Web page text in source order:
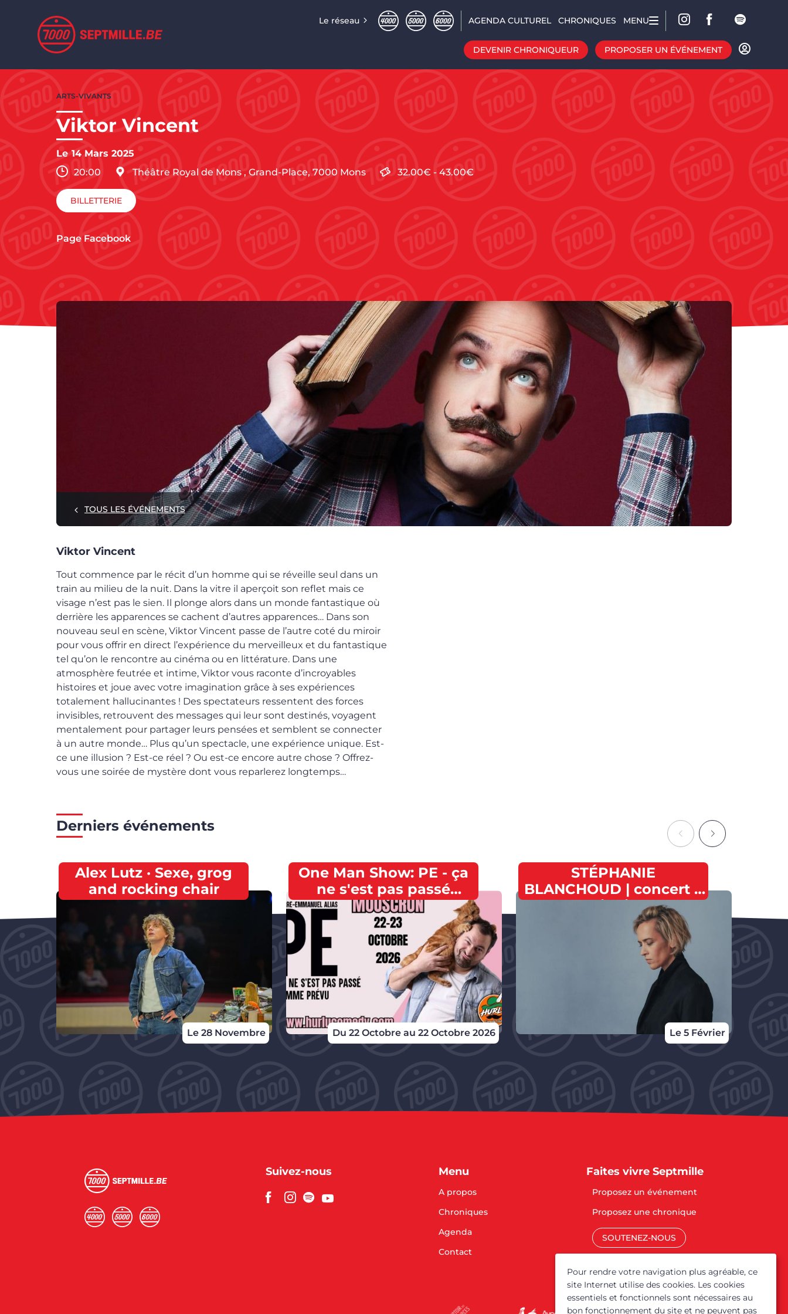
Le réseau AGENDA CULTUREL CHRONIQUES MENU
DEVENIR CHRONIQUEUR PROPOSER UN ÉVÉNEMENT
ARTS-VIVANTS
Viktor Vincent
Le 14 Mars 2025
20:00
Théâtre Royal de Mons , Grand-Place, 7000 Mons 32.00€ - 43.00€
BILLETTERIE
Page Facebook
TOUS LES ÉVÉNEMENTS
Viktor Vincent
Tout commence par le récit d’un homme qui se réveille seul dans un
train au milieu de la nuit. Dans la vitre il aperçoit son reflet mais ce
visage n’est pas le sien. Il plonge alors dans un monde fantastique où
derrière les apparences se cachent d’autres apparences… Dans son
nouveau seul en scène, Viktor Vincent passe de l’autre coté du miroir
pour vous offrir en direct l’expérience du merveilleux et du fantastique
tel qu’on le rencontre au cinéma ou en littérature. Dans une
atmosphère feutrée et intime, Viktor vous raconte d’incroyables
histoires et joue avec votre imagination grâce à ses expériences
totalement hallucinantes ! Des spectateurs ressentent des forces
invisibles, retrouvent des messages qui leur sont destinés, voyagent
mentalement pour partager leurs pensées et semblent se connecter
à un autre monde… Plus qu’un spectacle, une expérience unique. Est-
ce une illusion ? Est-ce réel ? Ou est-ce encore autre chose ? Offrez-
vous une soirée de mystère dont vous reparlerez longtemps…
Derniers événements
Le 28 Novembre
Alex Lutz · Sexe, grog
and rocking chair
Du 22 Octobre au 22 Octobre 2026
One Man Show: PE - ça
ne s'est pas passé
comme prévu. au Hurlu
Comedy Club Mouscron
Le 5 Février
STÉPHANIE
BLANCHOUD | concert à
Soignies
Suivez-nous Menu
A propos
Chroniques
Agenda
Contact
Faites vivre Septmille
Proposez un événement
Proposez une chronique
SOUTENEZ-NOUS
Pour rendre votre navigation plus agréable, ce
site Internet utilise des cookies. Les cookies
essentiels et fonctionnels sont nécessaires au
bon fonctionnement du site et ne peuvent pas